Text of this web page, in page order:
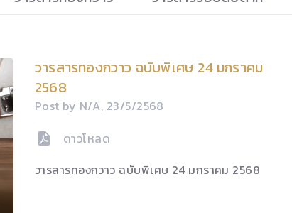
วารสารทองกวาว ฉบับพิเศษ 24 มกราคม
2568
Post by N/A, 23/5/2568
ดาวโหลด
วารสารทองกวาว ฉบับพิเศษ 24 มกราคม 2568